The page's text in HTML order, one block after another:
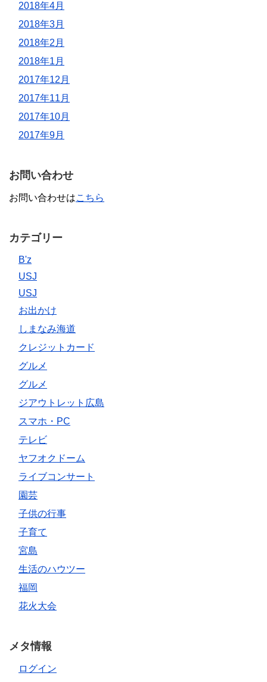
2018年4月
2018年3月
2018年2月
2018年1月
2017年12月
2017年11月
2017年10月
2017年9月
お問い合わせ
お問い合わせはこちら
カテゴリー
B'z
USJ
USJ
お出かけ
しまなみ海道
クレジットカード
グルメ
グルメ
ジアウトレット広島
スマホ・PC
テレビ
ヤフオクドーム
ライブコンサート
園芸
子供の行事
子育て
宮島
生活のハウツー
福岡
花火大会
メタ情報
ログイン